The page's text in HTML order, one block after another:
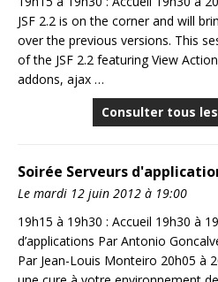
JSF 2.2 is on the corner and will
over the previous versions. This
of the JSF 2.2 featuring View
addons, ajax …
Consulter tous
Soirée Serveurs
Le mardi 12 juin 2012 à 19:00
19h15 à 19h30 : Accueil 19h30 à
d’applications Par Antonio
Par Jean-Louis Monteiro 20h05 à